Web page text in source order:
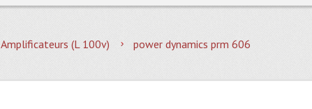
Amplificateurs (L 100v) power dynamics prm 606